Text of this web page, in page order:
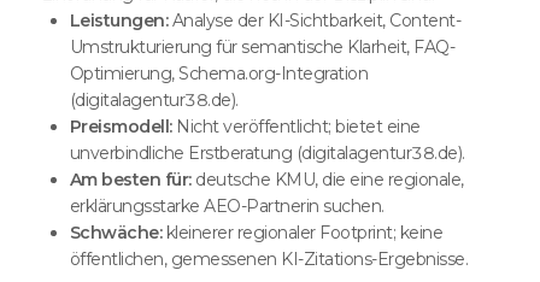
Leistungen:Analyse der KI-Sichtbarkeit, Content-
Umstrukturierung für semantische Klarheit, FAQ-
Optimierung, Schema.org-Integration
(digitalagentur38.de).
Preismodell:Nicht veröffentlicht; bietet eine
unverbindliche Erstberatung (digitalagentur38.de).
Am besten für:deutsche KMU, die eine regionale,
erklärungsstarke AEO-Partnerin suchen.
Schwäche:kleinerer regionaler Footprint; keine
öffentlichen, gemessenen KI-Zitations-Ergebnisse.